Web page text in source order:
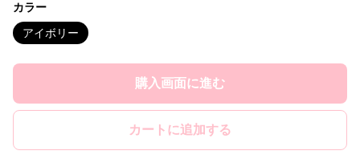
カラー
アイボリー
購入画面に進む
カートに追加する